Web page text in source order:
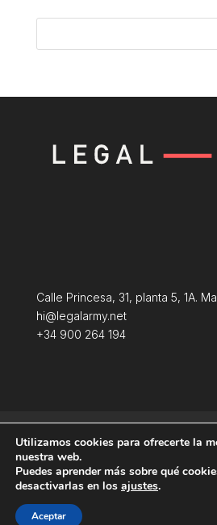
Calle Princesa, 31, planta 5, 1A.
hi@legalarmy.net
+34 900 264 194
Terminos y condiciones
Producida por Tempus
Utilizamos cookies para ofrecerte la
nuestra web.
Puedes aprender más sobre qué
desactivarlas en los ajustes.
Aceptar